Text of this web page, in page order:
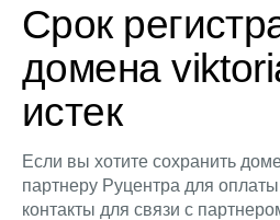
Срок
домена
истек
Если вы хотите сохранить
партнеру Руцентра для
контакты для связи с